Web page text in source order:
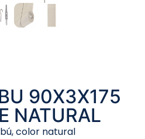
90X3X175
NATURAL
color natural